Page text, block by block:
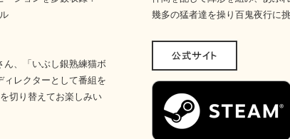
ん、「いぶし銀熟練猫ボ
ィレクターとして番組を
切り替えてお楽しみい
幾多の猛者達を操り百鬼夜行に